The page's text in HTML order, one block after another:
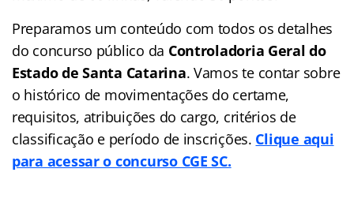
Preparamos um conteúdo com todos os detalhes
do concurso público da Controladoria Geral do
Estado de Santa Catarina. Vamos te contar sobre
o histórico de movimentações do certame,
requisitos, atribuições do cargo, critérios de
classificação e período de inscrições. Clique aqui
para acessar o concurso CGE SC.